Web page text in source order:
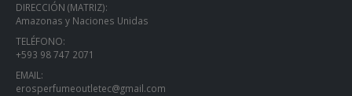
DIRECCIÓN (MATRIZ):
Amazonas y Naciones Unidas
TELÉFONO:
+593 98 747 2071
EMAIL:
erosperfumeoutletec@gmail.com